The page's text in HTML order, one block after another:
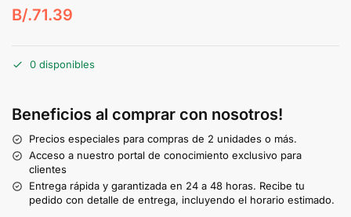
B/.71.39
0 disponibles
Beneficios al comprar con nosotros!
Precios especiales para compras de 2 unidades o más.
Acceso a nuestro portal de conocimiento exclusivo para
clientes
Entrega rápida y garantizada en 24 a 48 horas. Recibe tu
pedido con detalle de entrega, incluyendo el horario estimado.